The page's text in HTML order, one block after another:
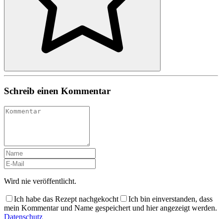
Schreib einen Kommentar
Wird nie veröffentlicht.
Ich habe das Rezept nachgekocht
Ich bin einverstanden, dass
mein Kommentar und Name gespeichert und hier angezeigt werden.
Datenschutz